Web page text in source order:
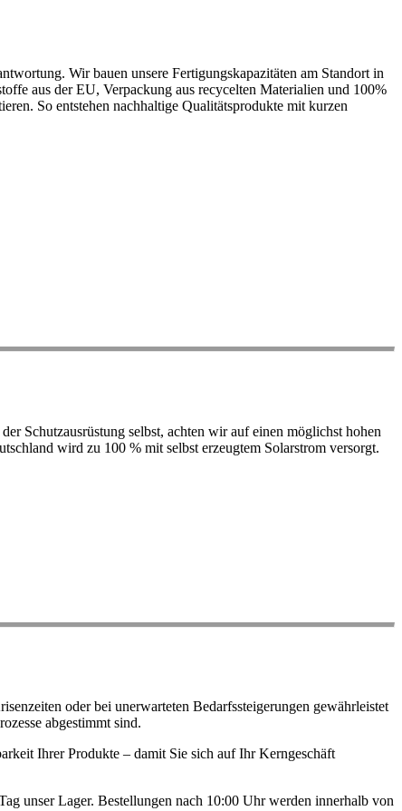
Wir bauen unsere Fertigungskapazitäten am Standort in
aus der EU, Verpackung aus recycelten Materialien und 100%
So entstehen nachhaltige Qualitätsprodukte mit kurzen
Schutzausrüstung selbst, achten wir auf einen möglichst hohen
wird zu 100 % mit selbst erzeugtem Solarstrom versorgt.
oder bei unerwarteten Bedarfssteigerungen gewährleistet
abgestimmt sind.
Ihrer Produkte – damit Sie sich auf Ihr Kerngeschäft
unser Lager. Bestellungen nach 10:00 Uhr werden innerhalb von